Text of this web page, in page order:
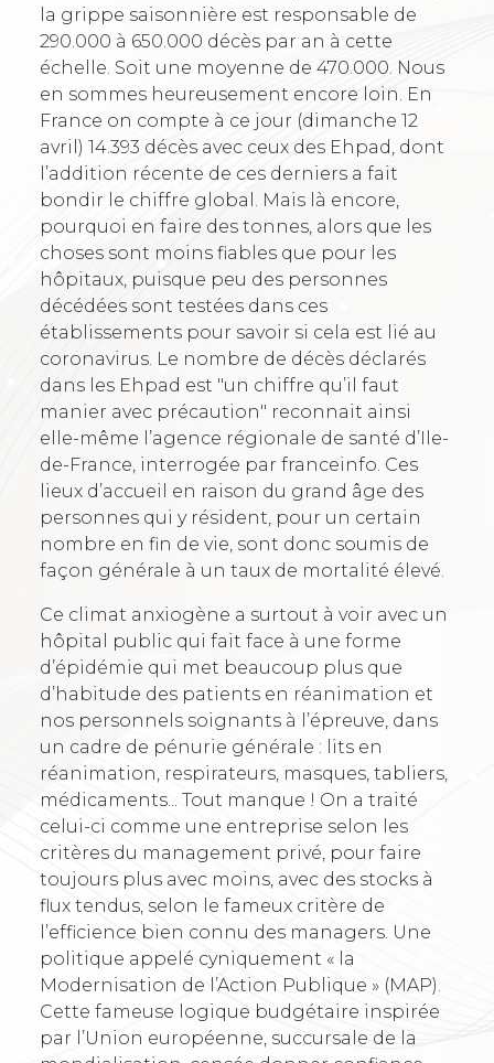
la grippe saisonnière est responsable de
290.000 à 650.000 décès par an à cette
échelle. Soit une moyenne de 470.000. Nous
en sommes heureusement encore loin. En
France on compte à ce jour (dimanche 12
avril) 14.393 décès avec ceux des Ehpad, dont
l’addition récente de ces derniers a fait
bondir le chiffre global. Mais là encore,
pourquoi en faire des tonnes, alors que les
choses sont moins fiables que pour les
hôpitaux, puisque peu des personnes
décédées sont testées dans ces
établissements pour savoir si cela est lié au
coronavirus. Le nombre de décès déclarés
dans les Ehpad est "un chiffre qu’il faut
manier avec précaution" reconnait ainsi
elle-même l’agence régionale de santé d’Ile-
de-France, interrogée par franceinfo. Ces
lieux d’accueil en raison du grand âge des
personnes qui y résident, pour un certain
nombre en fin de vie, sont donc soumis de
façon générale à un taux de mortalité élevé.
Ce climat anxiogène a surtout à voir avec un
hôpital public qui fait face à une forme
d’épidémie qui met beaucoup plus que
d’habitude des patients en réanimation et
nos personnels soignants à l’épreuve, dans
un cadre de pénurie générale : lits en
réanimation, respirateurs, masques, tabliers,
médicaments... Tout manque ! On a traité
celui-ci comme une entreprise selon les
critères du management privé, pour faire
toujours plus avec moins, avec des stocks à
flux tendus, selon le fameux critère de
l’efficience bien connu des managers. Une
politique appelé cyniquement « la
Modernisation de l’Action Publique » (MAP).
Cette fameuse logique budgétaire inspirée
par l’Union européenne, succursale de la